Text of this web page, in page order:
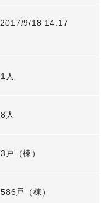
2017/9/18 14:17
1人
8人
3戸（棟）
586戸（棟）